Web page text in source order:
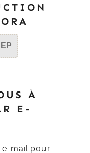
À
E-
e-mail pour